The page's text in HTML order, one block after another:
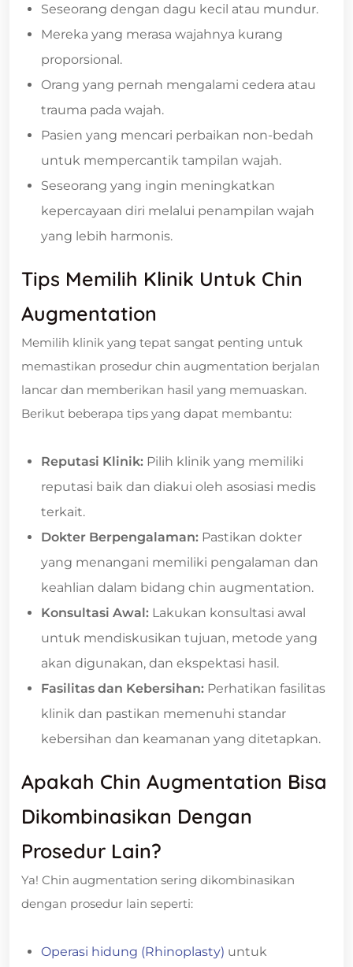
Seseorang dengan dagu kecil atau mundur.
Mereka yang merasa wajahnya kurang
proporsional.
Orang yang pernah mengalami cedera atau
trauma pada wajah.
Pasien yang mencari perbaikan non-bedah
untuk mempercantik tampilan wajah.
Seseorang yang ingin meningkatkan
kepercayaan diri melalui penampilan wajah
yang lebih harmonis.
Tips Memilih Klinik Untuk Chin
Augmentation
Memilih klinik yang tepat sangat penting untuk
memastikan prosedur chin augmentation berjalan
lancar dan memberikan hasil yang memuaskan.
Berikut beberapa tips yang dapat membantu:
Reputasi Klinik: Pilih klinik yang memiliki
reputasi baik dan diakui oleh asosiasi medis
terkait.
Dokter Berpengalaman: Pastikan dokter
yang menangani memiliki pengalaman dan
keahlian dalam bidang chin augmentation.
Konsultasi Awal: Lakukan konsultasi awal
untuk mendiskusikan tujuan, metode yang
akan digunakan, dan ekspektasi hasil.
Fasilitas dan Kebersihan: Perhatikan fasilitas
klinik dan pastikan memenuhi standar
kebersihan dan keamanan yang ditetapkan.
Apakah Chin Augmentation Bisa
Dikombinasikan Dengan
Prosedur Lain?
Ya! Chin augmentation sering dikombinasikan
dengan prosedur lain seperti:
Operasi hidung (Rhinoplasty) untuk